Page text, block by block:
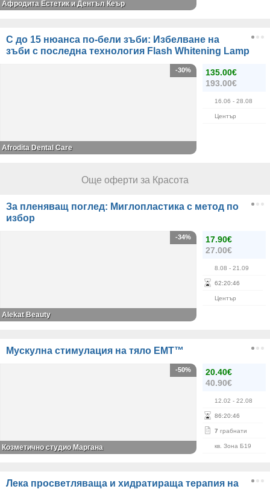
Афродита Естетик и Дентъл Кеър
С до 15 нюанса по-бели зъби: Избелване на
зъби с последна технология Flash Whitening Lamp
135.00€
193.00€
16.06 - 28.08
Център
-30%
Afrodita Dental Care
Още оферти за Красота
За пленяващ поглед: Миглопластика с метод по
избор
17.90€
27.00€
8.08 - 21.09
62:20:46
Център
-34%
Alekat Beauty
Mускулна стимулация на тяло EMT™
20.40€
40.90€
12.02 - 22.08
86:20:46
7 грабнати
кв. Зона Б19
-50%
Козметично студио Маргана
Лека просветляваща и хидратираща терапия на